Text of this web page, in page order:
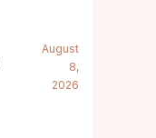
August
8,
2026